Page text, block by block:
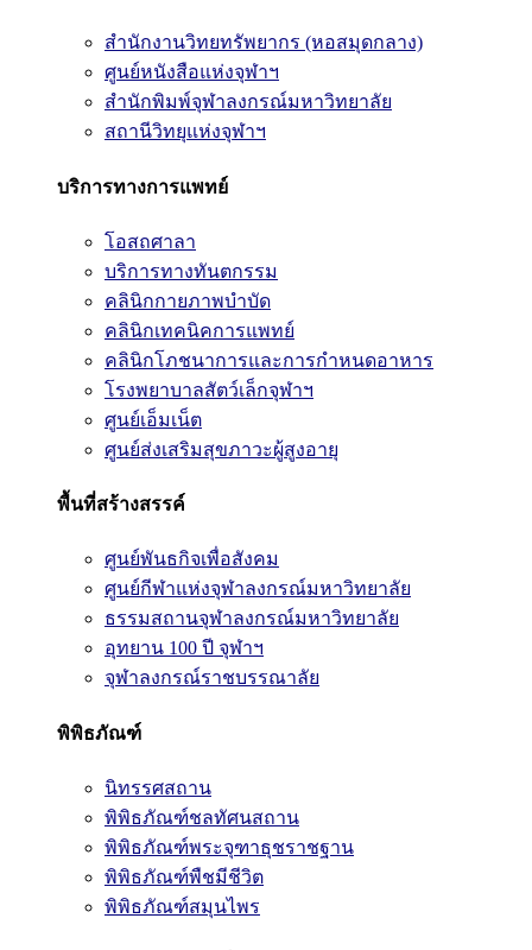
สำนักงานวิทยทรัพยากร (หอสมุดกลาง)
ศูนย์หนังสือแห่งจุฬาฯ
สำนักพิมพ์จุฬาลงกรณ์มหาวิทยาลัย
สถานีวิทยุแห่งจุฬาฯ
บริการทางการแพทย์
โอสถศาลา
บริการทางทันตกรรม
คลินิกกายภาพบำบัด
คลินิกเทคนิคการแพทย์
คลินิกโภชนาการและการกำหนดอาหาร
โรงพยาบาลสัตว์เล็กจุฬาฯ
ศูนย์เอ็มเน็ต
ศูนย์ส่งเสริมสุขภาวะผู้สูงอายุ
พื้นที่สร้างสรรค์
ศูนย์พันธกิจเพื่อสังคม
ศูนย์กีฬาแห่งจุฬาลงกรณ์มหาวิทยาลัย
ธรรมสถานจุฬาลงกรณ์มหาวิทยาลัย
อุทยาน 100 ปี จุฬาฯ
จุฬาลงกรณ์ราชบรรณาลัย
พิพิธภัณฑ์
นิทรรศสถาน
พิพิธภัณฑ์ชลทัศนสถาน
พิพิธภัณฑ์พระจุฑาธุชราชฐาน
พิพิธภัณฑ์พืชมีชีวิต
พิพิธภัณฑ์สมุนไพร